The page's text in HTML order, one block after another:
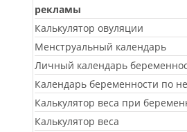
рекламы
Калькулятор овуляции
Менструальный календарь
Личный календарь
Календарь беременности по
Калькулятор веса при
Калькулятор веса